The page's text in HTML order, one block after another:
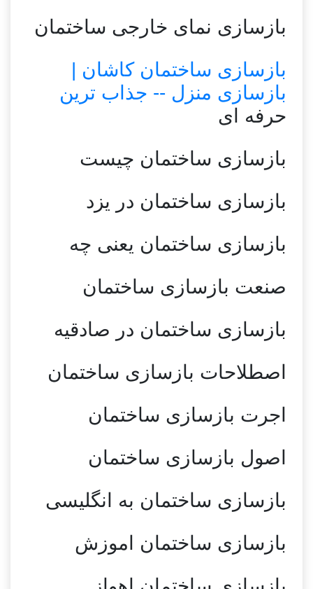
بازسازی نمای خارجی ساختمان
بازسازی ساختمان کاشان |
بازسازی منزل -- جذاب ترین
حرفه ای
بازسازی ساختمان چیست
بازسازی ساختمان در یزد
بازسازی ساختمان یعنی چه
صنعت بازسازی ساختمان
بازسازی ساختمان در صادقیه
اصطلاحات بازسازی ساختمان
اجرت بازسازی ساختمان
اصول بازسازی ساختمان
بازسازی ساختمان به انگلیسی
بازسازی ساختمان اموزش